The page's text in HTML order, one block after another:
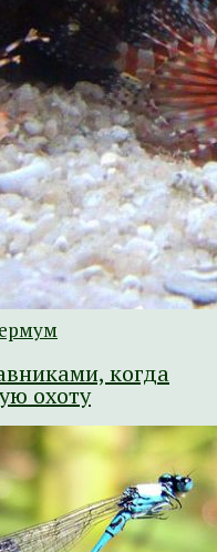
когда
охоту